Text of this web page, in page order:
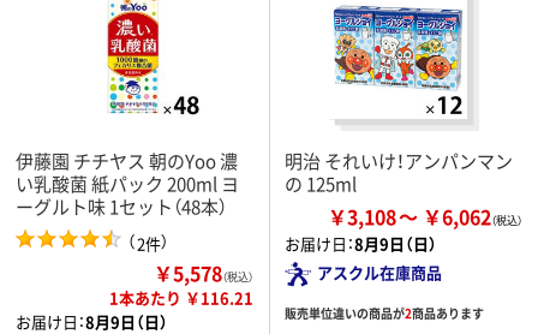
伊藤園 チチヤス 朝のYoo 濃
い乳酸菌 紙パック 200ml ヨ
ーグルト味 1セット（48本）
（2件）
￥5,578（税込）
1本あたり ￥116.21
お届け日：8月9日（日）
明治 それいけ！アンパンマン
の 125ml
￥3,108 ￥6,062
お届け日：8月9日（日）
アスクル在庫商品
販売単位違いの商品が2商品あります